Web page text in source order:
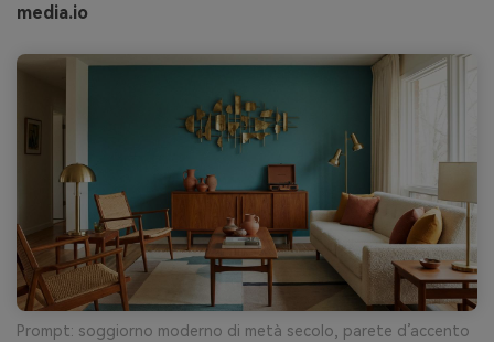
media.io
Prompt: soggiorno moderno di metà secolo, parete d’accento